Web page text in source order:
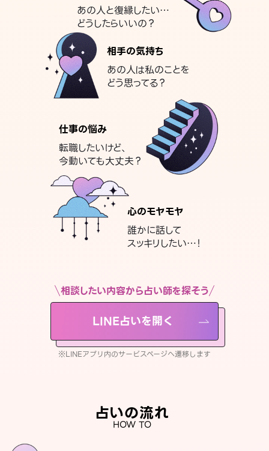
あの人と復縁したい…
どうしたらいいの？
相手の気持ち
あの人は私のことを
どう思ってる？
仕事の悩み
転職したいけど、
今動いても大丈夫？
心のモヤモヤ
誰かに話して
スッキリしたい…！
相談したい内容から占い師を探そう
LINE占いを開く
※LINEアプリ内のサービスページへ遷移します
占いの流れ
HOW TO